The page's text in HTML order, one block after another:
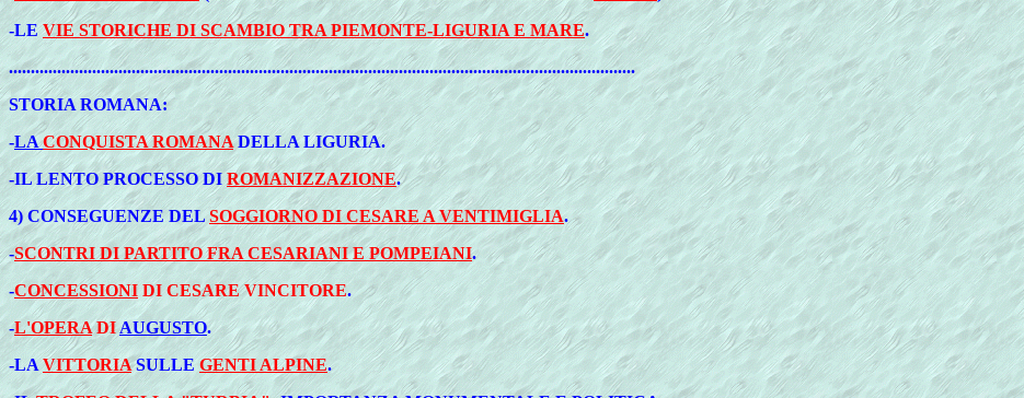
-LEVIE STORICHE DI SCAMBIO TRA PIEMONTE-LIGURIA E MARE.
...............................................................................................................................................
STORIA ROMANA:
-LACONQUISTA ROMANADELLA LIGURIA.
-IL LENTO PROCESSO DI ROMANIZZAZIONE.
4) CONSEGUENZE DELSOGGIORNO DI CESARE A VENTIMIGLIA.
-SCONTRI DI PARTITO FRA CESARIANI E POMPEIANI.
-CONCESSIONI DI CESARE VINCITORE.
-L'OPERADIAUGUSTO.
-LAVITTORIASULLE GENTI ALPINE.